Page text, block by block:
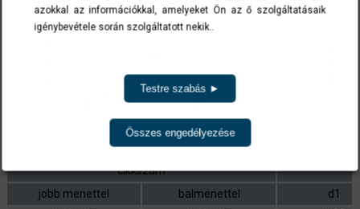
cikkszám
jobb menettel
balmenettel
d1
azokkal az információkkal, amelyeket Ön az ő szolgáltatásaik
igénybevétele során szolgáltatott nekik..
Testre szabás ►
Összes engedélyezése